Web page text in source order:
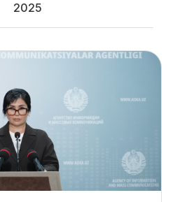
2025